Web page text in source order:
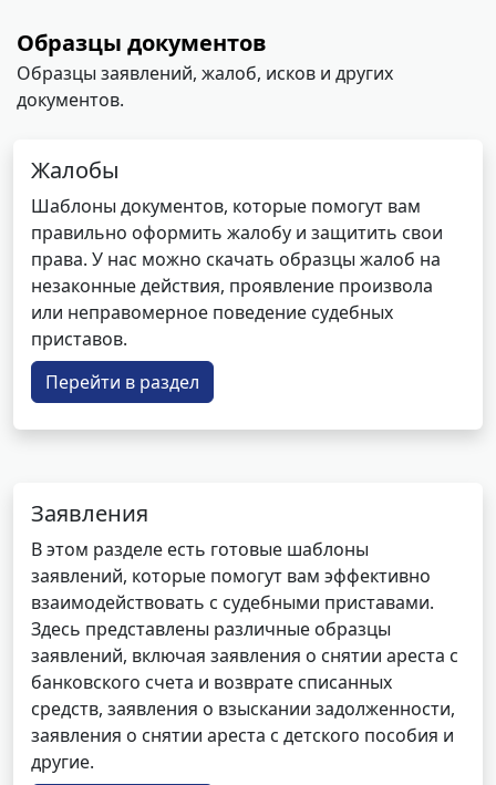
Образцы документов
Образцы заявлений, жалоб, исков и других
документов.
Жалобы
Шаблоны документов, которые помогут вам
правильно оформить жалобу и защитить свои
права. У нас можно скачать образцы жалоб на
незаконные действия, проявление произвола
или неправомерное поведение судебных
приставов.
Перейти в раздел
Заявления
В этом разделе есть готовые шаблоны
заявлений, которые помогут вам эффективно
взаимодействовать с судебными приставами.
Здесь представлены различные образцы
заявлений, включая заявления о снятии ареста с
банковского счета и возврате списанных
средств, заявления о взыскании задолженности,
заявления о снятии ареста с детского пособия и
другие.